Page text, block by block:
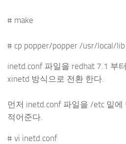
# make
# cp popper/popper /usr/local/lib
inetd.conf 파일을 redhat 7.1 부
xinetd 방식으로 전환 한다.
먼저 inetd.conf 파일을 /etc 밑
적어준다.
# vi inetd.conf